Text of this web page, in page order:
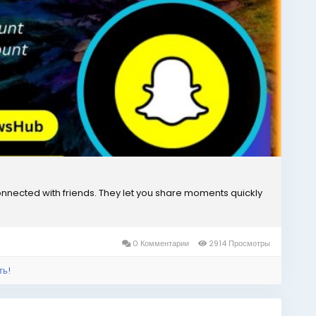
with friends. They let you share moments quickly
0 Комментарии 2914 Просмотры